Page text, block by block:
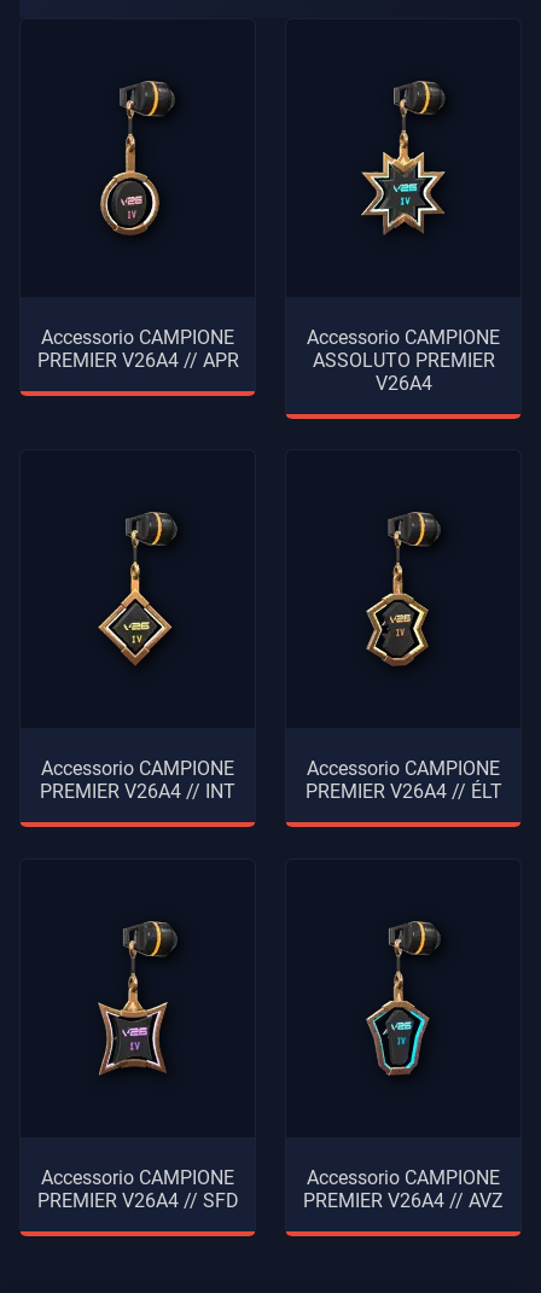
Accessorio CAMPIONE
PREMIER V26A4 // APR
Accessorio CAMPIONE
ASSOLUTO PREMIER
V26A4
Accessorio CAMPIONE
PREMIER V26A4 // INT
Accessorio CAMPIONE
PREMIER V26A4 // ÉLT
Accessorio CAMPIONE
PREMIER V26A4 // SFD
Accessorio CAMPIONE
PREMIER V26A4 // AVZ